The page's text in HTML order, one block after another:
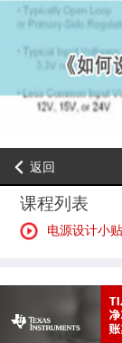
返回
课程列表
电源设计小